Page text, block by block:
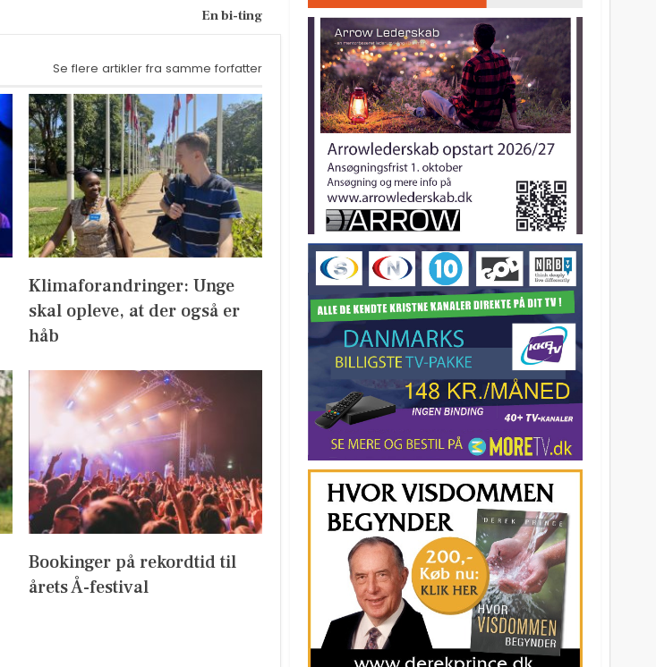
En bi-ting
Se flere artikler fra samme forfatter
Klimaforandringer: Unge
skal opleve, at der også er
håb
Bookinger på rekordtid til
årets Å-festival